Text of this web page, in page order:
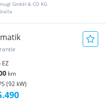
GmbH & CO KG
EZ
km
(92 kW)